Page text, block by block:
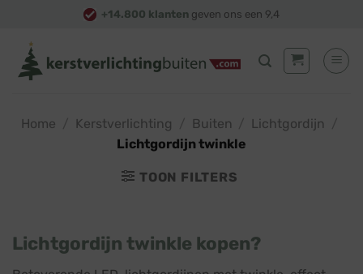
content
+14.800 klanten geven ons een 9,4
Home Kerstverlichting Buiten Lichtgordijn
Lichtgordijn twinkle
TOON FILTERS
Lichtgordijn twinkle kopen?